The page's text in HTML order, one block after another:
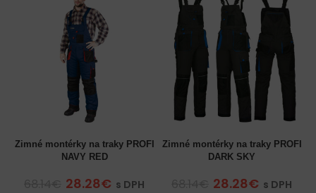
Zimné montérky na traky PROFI
NAVY RED
28.28€ s DPH
Zimné montérky na traky PROFI
DARK SKY
28.28€ s DPH